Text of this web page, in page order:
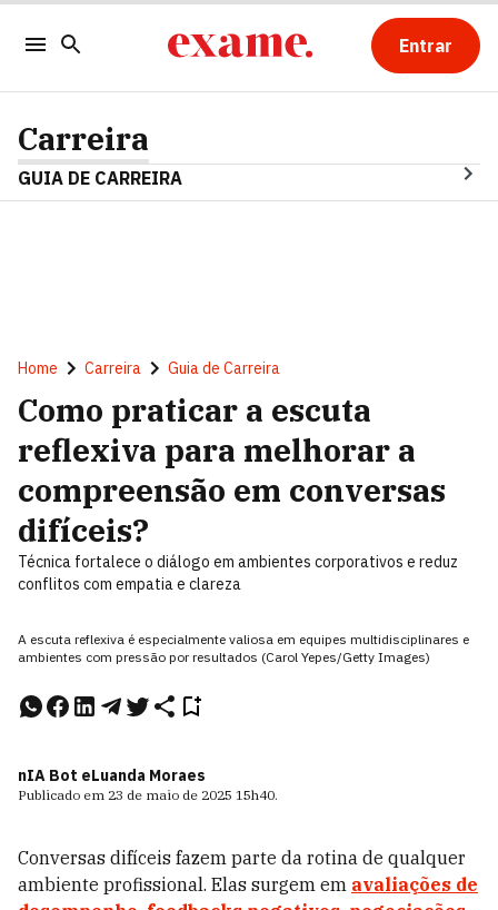
Entrar
Carreira
GUIA DE CARREIRA
Home Carreira Guia de Carreira
Como praticar a escuta
reflexiva para melhorar a
compreensão em conversas
difíceis?
Técnica fortalece o diálogo em ambientes corporativos e reduz
conflitos com empatia e clareza
A escuta reflexiva é especialmente valiosa em equipes multidisciplinares e
ambientes com pressão por resultados (Carol Yepes/Getty Images)
nIA Bot eLuanda Moraes
Publicado em 23 de maio de 2025 15h40.
Conversas difíceis fazem parte da rotina de qualquer
ambiente profissional. Elas surgem em avaliações de